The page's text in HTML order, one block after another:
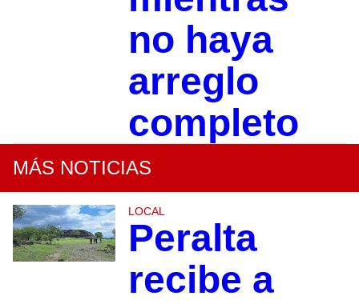
no haya
arreglo
completo
MÁS NOTICIAS
LOCAL
Peralta
recibe a